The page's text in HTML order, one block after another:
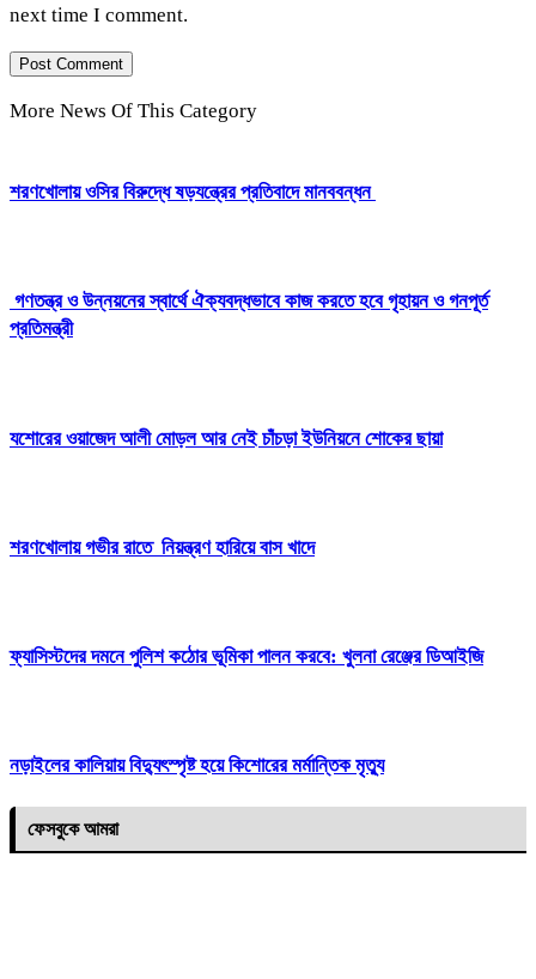
next time I comment.
More News Of This Category
শরণখোলায় ওসির বিরুদ্ধে ষড়যন্ত্রের প্রতিবাদে মানববন্ধন
গণতন্ত্র ও উন্নয়নের স্বার্থে ঐক্যবদ্ধভাবে কাজ করতে হবে গৃহায়ন ও গনপূর্ত
প্রতিমন্ত্রী
যশোরের ওয়াজেদ আলী মোড়ল আর নেই চাঁচড়া ইউনিয়নে শোকের ছায়া
শরণখোলায় গভীর রাতে নিয়ন্ত্রণ হারিয়ে বাস খাদে
ফ্যাসিস্টদের দমনে পুলিশ কঠোর ভূমিকা পালন করবে: খুলনা রেঞ্জের ডিআইজি
নড়াইলের কালিয়ায় বিদ্যুৎস্পৃষ্ট হয়ে কিশোরের মর্মান্তিক মৃত্যু
ফেসবুকে আমরা